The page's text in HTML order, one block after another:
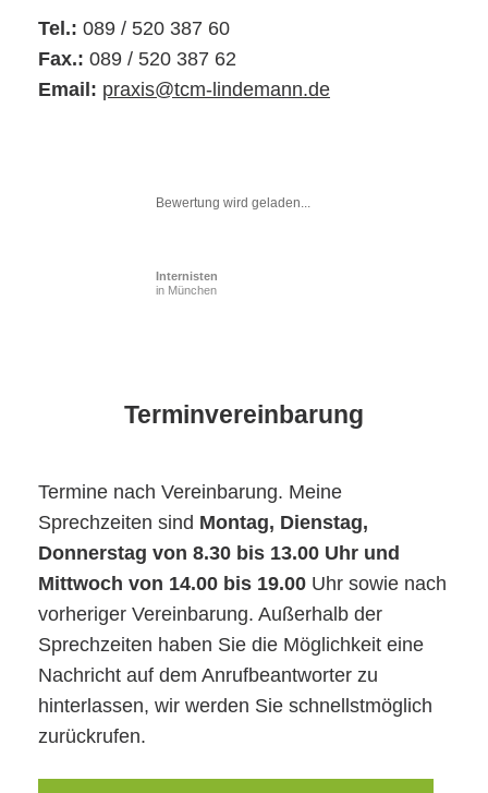
Tel.: 089 / 520 387 60
Fax.: 089 / 520 387 62
Email: praxis@tcm-lindemann.de
Bewertung wird geladen...
Internisten
in München
Terminvereinbarung
Termine nach Vereinbarung. Meine
Sprechzeiten sind Montag, Dienstag,
Donnerstag von 8.30 bis 13.00 Uhr und
Mittwoch von 14.00 bis 19.00 Uhr sowie nach
vorheriger Vereinbarung. Außerhalb der
Sprechzeiten haben Sie die Möglichkeit eine
Nachricht auf dem Anrufbeantworter zu
hinterlassen, wir werden Sie schnellstmöglich
zurückrufen.